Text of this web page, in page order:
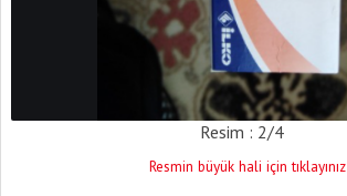
Resim : 2/4
Resmin büyük hali için tıklayınız